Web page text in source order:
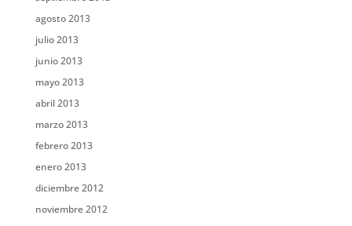
agosto 2013
julio 2013
junio 2013
mayo 2013
abril 2013
marzo 2013
febrero 2013
enero 2013
diciembre 2012
noviembre 2012